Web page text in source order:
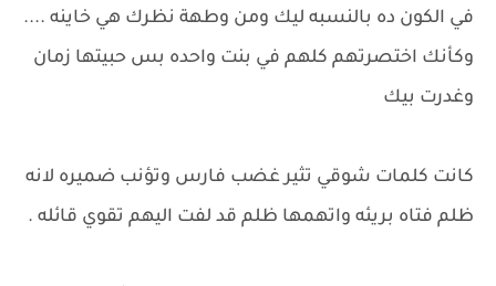
في الكون ده بالنسبه ليك ومن وطهة نظرك هي خاينه ....
وكأنك اختصرتهم كلهم في بنت واحده بس حبيتها زمان
وغدرت بيك
كانت كلمات شوقي تثير غضب فارس وتؤنب ضميره لانه
ظلم فتاه بريئه واتهمها ظلم قد لفت اليهم تقوي قائله .